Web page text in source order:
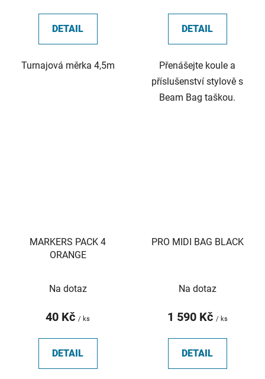
DETAIL
Turnajová měrka 4,5m
DETAIL
Přenášejte koule a
příslušenství stylově s
Beam Bag taškou.
MARKERS PACK 4
ORANGE
Na dotaz
40 Kč / ks
DETAIL
PRO MIDI BAG BLACK
Na dotaz
1 590 Kč / ks
DETAIL